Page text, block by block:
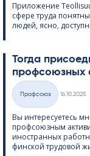
Приложение
сфере труда
людей, ясно,
Тогда
профсоюзных
Категории
Профсоюз
16.10.2025
Вы интересуетесь
профсоюзным
иностранных
финской трудовой